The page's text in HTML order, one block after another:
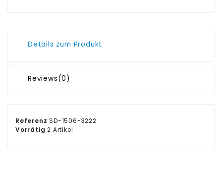
Details zum Produkt
Reviews(0)
Referenz SD-1506-3222
Vorrätig 2 Artikel